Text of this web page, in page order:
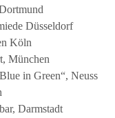
Düsseldorf
Köln
München
in Green“, Neuss
Darmstadt